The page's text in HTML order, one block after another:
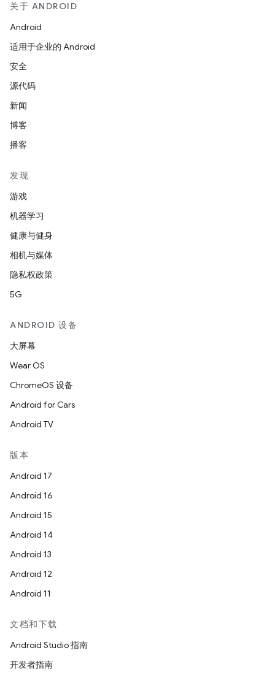
关于 ANDROID
Android
适用于企业的 Android
安全
源代码
新闻
博客
播客
发现
游戏
机器学习
健康与健身
相机与媒体
隐私权政策
5G
ANDROID 设备
大屏幕
Wear OS
ChromeOS 设备
Android for Cars
Android TV
版本
Android 17
Android 16
Android 15
Android 14
Android 13
Android 12
Android 11
文档和下载
Android Studio 指南
开发者指南